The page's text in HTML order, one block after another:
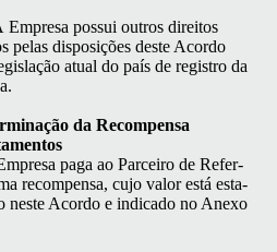
Empre­sa pos­sui out­ros dire­itos
pelas dis­posições deste Acor­do
atu­al do país de reg­istro da
da Rec­om­pen­sa
paga ao Par­ceiro de Refer­
rec­om­pen­sa, cujo val­or está esta­
neste Acor­do e indi­ca­do no Anexo